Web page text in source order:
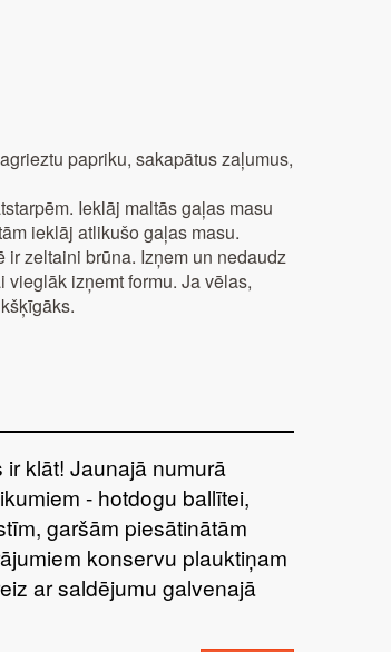
papriku, sakapātus zaļumus,
Ieklāj maltās gaļas masu
ieklāj atlikušo gaļas masu.
zeltaini brūna. Izņem un nedaudz
izņemt formu. Ja vēlas,
klāt! Jaunajā numurā
- hotdogu ballītei,
garšām piesātinātām
konservu plauktiņam
ar saldējumu galvenajā